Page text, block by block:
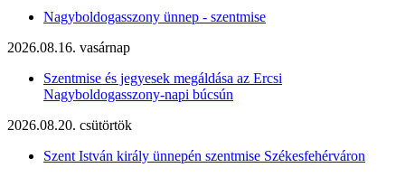
Nagyboldogasszony ünnep - szentmise
2026.08.16. vasárnap
Szentmise és jegyesek megáldása az Ercsi
Nagyboldogasszony-napi búcsún
2026.08.20. csütörtök
Szent István király ünnepén szentmise Székesfehérváron